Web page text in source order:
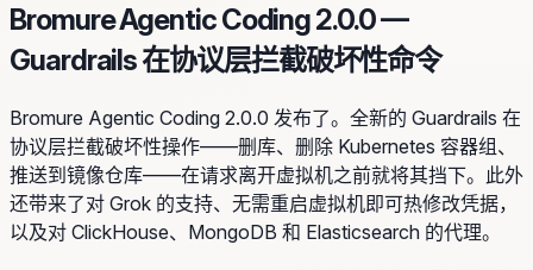
Bromure Agentic Coding 2.0.0 —
Guardrails 在协议层拦截破坏性命令
Bromure Agentic Coding 2.0.0 发布了。全新的 Guardrails 在
协议层拦截破坏性操作——删库、删除 Kubernetes 容器组、
推送到镜像仓库——在请求离开虚拟机之前就将其挡下。此外
还带来了对 Grok 的支持、无需重启虚拟机即可热修改凭据，
以及对 ClickHouse、MongoDB 和 Elasticsearch 的代理。